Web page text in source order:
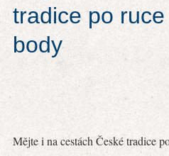
Tradice
Výlety
tradice po
body
Mějte i na cestách České tradice